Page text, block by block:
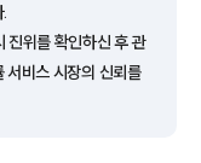
진위를 확인하신 후 관
서비스 시장의 신뢰를